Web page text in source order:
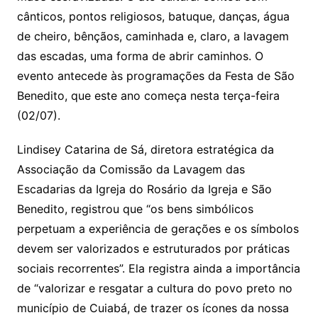
cânticos, pontos religiosos, batuque, danças, água
de cheiro, bênçãos, caminhada e, claro, a lavagem
das escadas, uma forma de abrir caminhos. O
evento antecede às programações da Festa de São
Benedito, que este ano começa nesta terça-feira
(02/07).
Lindisey Catarina de Sá, diretora estratégica da
Associação da Comissão da Lavagem das
Escadarias da Igreja do Rosário da Igreja e São
Benedito, registrou que “os bens simbólicos
perpetuam a experiência de gerações e os símbolos
devem ser valorizados e estruturados por práticas
sociais recorrentes”. Ela registra ainda a importância
de “valorizar e resgatar a cultura do povo preto no
município de Cuiabá, de trazer os ícones da nossa